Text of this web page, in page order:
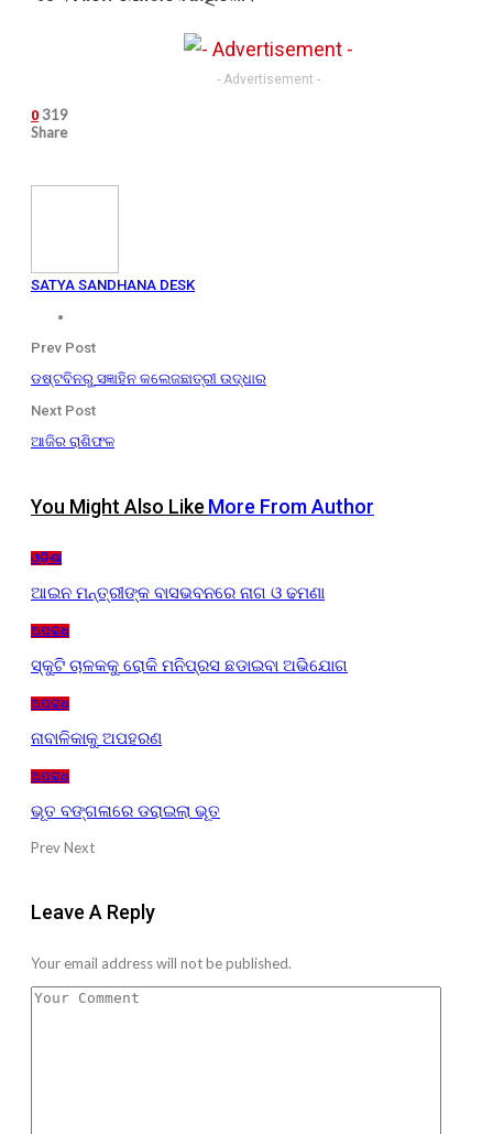
- Advertisement -
0 319
Share
SATYA SANDHANA DESK
Prev Post
ଡଷ୍ଟବିନରୁ ସଜ୍ଞାହିନ କଲେଜଛାତ୍ରୀ ଉଦ୍ଧାର
Next Post
ଆଜିର ରାଶିଫଳ
You Might Also Like More From Author
ଓଡ଼ିଶା
ଆଇନ ମନ୍ତ୍ରୀଙ୍କ ବାସଭବନରେ ନାଗ ଓ ଢମଣା
ଅପରାଧ
ସ୍କୁଟି ଚାଳକକୁ ରୋକି ମନିପ୍ରସ ଛଡାଇବା ଅଭିଯୋଗ
ଅପରାଧ
ନାବାଳିକାକୁ ଅପହରଣ
ଅପରାଧ
ଭୂତ ବଙ୍ଗଳାରେ ଡରାଇଲା ଭୂତ
PrevNext
Leave A Reply
Your email address will not be published.